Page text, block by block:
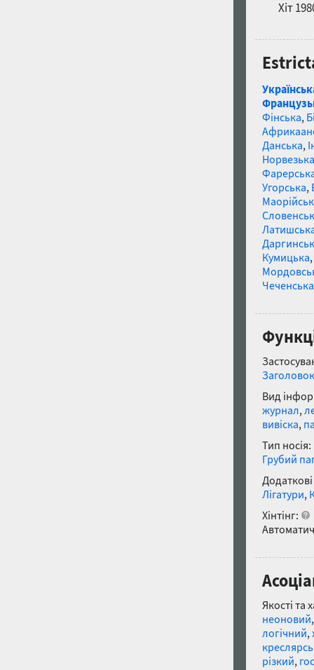
Хіт
Фінська,
Данська,
Норвезька
Угорська,
Кумицька,
Чеченська
Заголовок
Вид
журнал,
вивіска,
Тип носія:
Грубий
Лігатури,
Хінтінг:
Якості та
неоновий
логічний,
різкий,